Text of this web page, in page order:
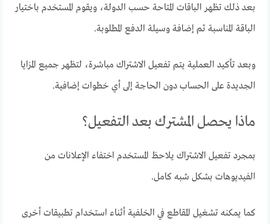
بعد ذلك تظهر الباقات المتاحة حسب الدولة، ويقوم المستخدم باختيار
الباقة المناسبة ثم إضافة وسيلة الدفع المطلوبة.
وبعد تأكيد العملية يتم تفعيل الاشتراك مباشرة، لتظهر جميع المزايا
الجديدة على الحساب دون الحاجة إلى أي خطوات إضافية.
ماذا يحصل المشترك بعد التفعيل؟
بمجرد تفعيل الاشتراك يلاحظ المستخدم اختفاء الإعلانات من
الفيديوهات بشكل شبه كامل.
كما يمكنه تشغيل المقاطع في الخلفية أثناء استخدام تطبيقات أخرى